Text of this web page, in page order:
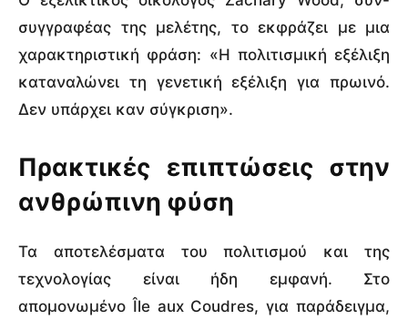
συγγραφέας της μελέτης, το εκφράζει με μια
χαρακτηριστική φράση: «Η πολιτισμική εξέλιξη
καταναλώνει τη γενετική εξέλιξη για πρωινό.
Δεν υπάρχει καν σύγκριση».
Πρακτικές επιπτώσεις στην
ανθρώπινη φύση
Τα αποτελέσματα του πολιτισμού και της
τεχνολογίας είναι ήδη εμφανή. Στο
απομονωμένο Île aux Coudres, για παράδειγμα,